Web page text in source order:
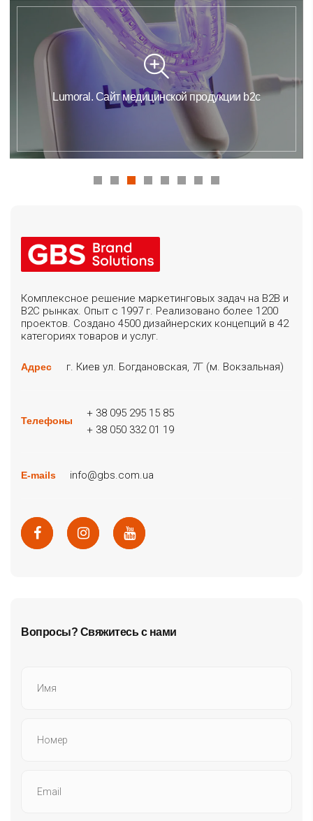
Lumoral. Сайт медицинской продукции b2c
Комплексное решение маркетинговых задач на B2B и
B2C рынках. Опыт с 1997 г. Реализовано более 1200
проектов. Создано 4500 дизайнерских концепций в 42
категориях товаров и услуг.
Адрес г. Киев ул. Богдановская, 7Г (м. Вокзальная)
Телефоны
+ 38 095 295 15 85
+ 38 050 332 01 19
E-mails info@gbs.com.ua
Вопросы? Свяжитесь с нами